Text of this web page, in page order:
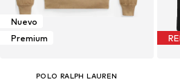
Nuevo
Premium
POLO RALPH LAUREN